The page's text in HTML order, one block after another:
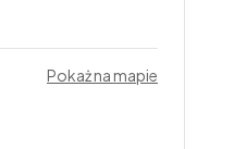
Pokaż na mapie